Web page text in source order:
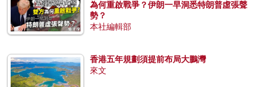
為何重啟戰爭？伊朗一早洞悉特朗普虛張聲
勢？
本社編輯部
香港五年規劃須提前布局大鵬灣
來文